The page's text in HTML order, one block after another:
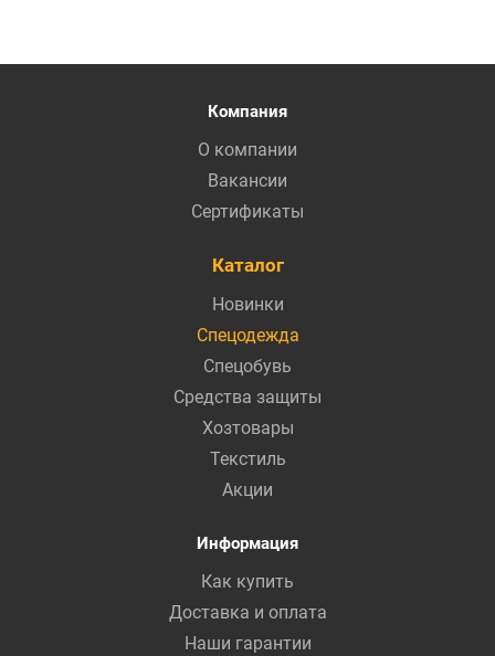
Компания
О компании
Вакансии
Сертификаты
Каталог
Новинки
Спецодежда
Спецобувь
Средства защиты
Хозтовары
Текстиль
Акции
Информация
Как купить
Доставка и оплата
Наши гарантии